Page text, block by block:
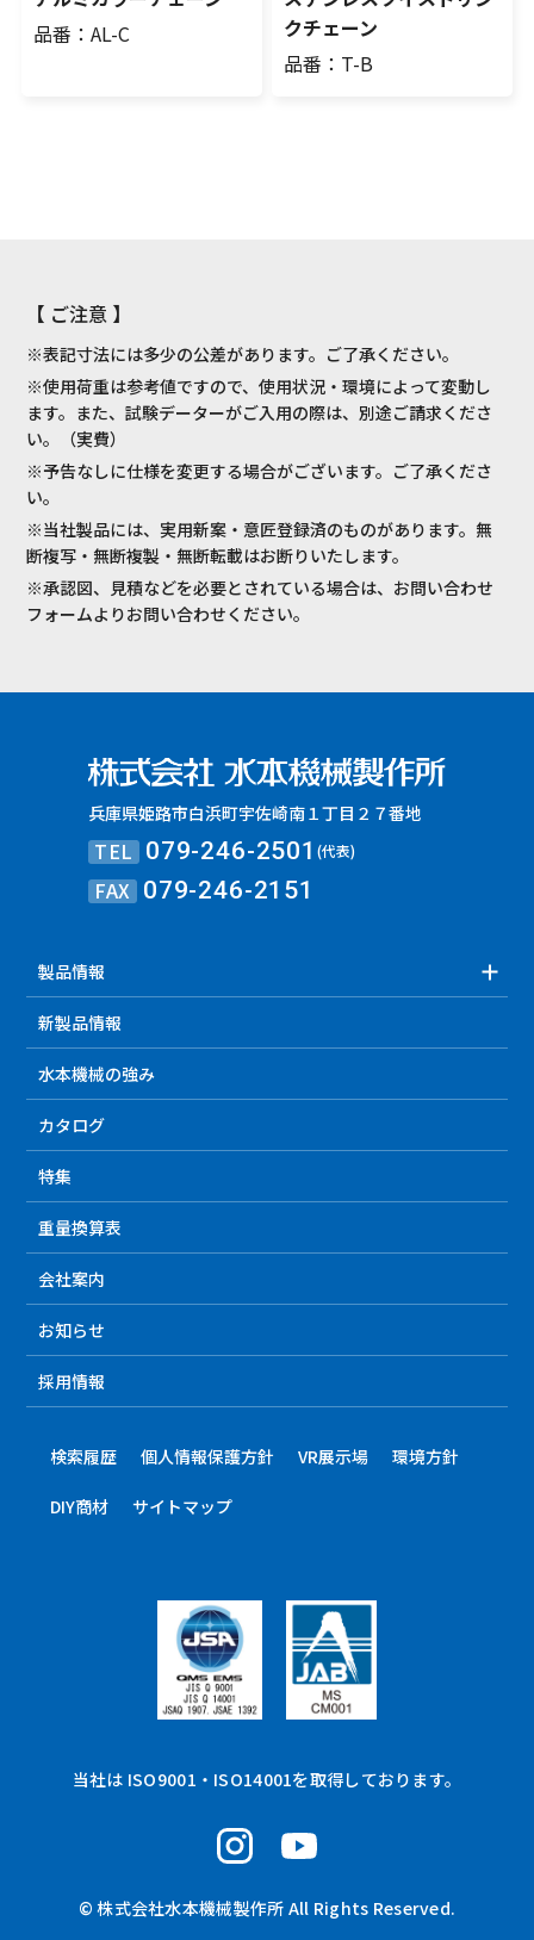
品番：AL-C
クチェーン
品番：T-B
【 ご注意 】
※表記寸法には多少の公差があります。ご了承ください。
※使用荷重は参考値ですので、使用状況・環境によって変動し
ます。また、試験データーがご入用の際は、別途ご請求くださ
い。（実費）
※予告なしに仕様を変更する場合がございます。ご了承くださ
い。
※当社製品には、実用新案・意匠登録済のものがあります。無
断複写・無断複製・無断転載はお断りいたします。
※承認図、見積などを必要とされている場合は、お問い合わせ
フォームよりお問い合わせください。
兵庫県姫路市白浜町宇佐崎南１丁目２７番地
TEL 079-246-2501(代表)
FAX 079-246-2151
製品情報
新製品情報
水本機械の強み
カタログ
特集
重量換算表
会社案内
お知らせ
採用情報
検索履歴 個人情報保護方針 VR展示場 環境方針
DIY商材 サイトマップ
当社は ISO9001・ISO14001を取得しております。
© 株式会社水本機械製作所 All Rights Reserved.